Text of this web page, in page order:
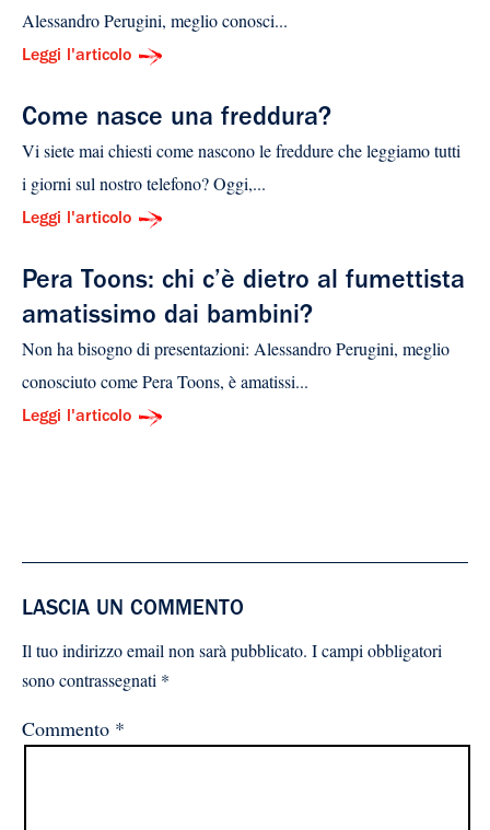
Alessandro Perugini, meglio conosci...
Leggi l'articolo
Come nasce una freddura?
Vi siete mai chiesti come nascono le freddure che leggiamo tutti
i giorni sul nostro telefono? Oggi,...
Leggi l'articolo
Pera Toons: chi c’è dietro al fumettista
amatissimo dai bambini?
Non ha bisogno di presentazioni: Alessandro Perugini, meglio
conosciuto come Pera Toons, è amatissi...
Leggi l'articolo
LASCIA UN COMMENTO
Il tuo indirizzo email non sarà pubblicato. I campi obbligatori
sono contrassegnati *
Commento *